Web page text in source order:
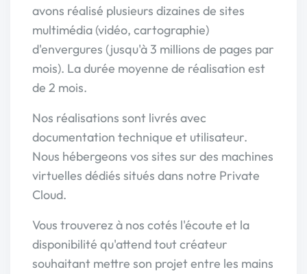
avons réalisé plusieurs dizaines de sites
multimédia (vidéo, cartographie)
d'envergures (jusqu'à 3 millions de pages par
mois). La durée moyenne de réalisation est
de 2 mois.
Nos réalisations sont livrés avec
documentation technique et utilisateur.
Nous hébergeons vos sites sur des machines
virtuelles dédiés situés dans notre Private
Cloud.
Vous trouverez à nos cotés l'écoute et la
disponibilité qu'attend tout créateur
souhaitant mettre son projet entre les mains